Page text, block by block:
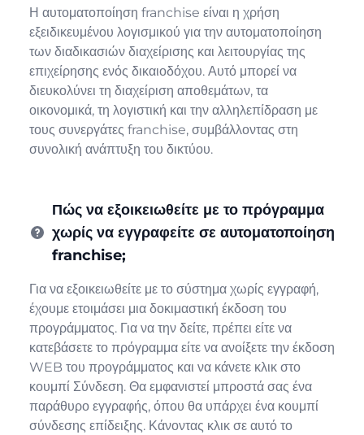
Η αυτοματοποίηση franchise είναι η χρήση
εξειδικευμένου λογισμικού για την αυτοματοποίηση
των διαδικασιών διαχείρισης και λειτουργίας της
επιχείρησης ενός δικαιοδόχου. Αυτό μπορεί να
διευκολύνει τη διαχείριση αποθεμάτων, τα
οικονομικά, τη λογιστική και την αλληλεπίδραση με
τους συνεργάτες franchise, συμβάλλοντας στη
συνολική ανάπτυξη του δικτύου.
Πώς να εξοικειωθείτε με το πρόγραμμα
χωρίς να εγγραφείτε σε αυτοματοποίηση
franchise;
Για να εξοικειωθείτε με το σύστημα χωρίς εγγραφή,
έχουμε ετοιμάσει μια δοκιμαστική έκδοση του
προγράμματος. Για να την δείτε, πρέπει είτε να
κατεβάσετε το πρόγραμμα είτε να ανοίξετε την έκδοση
WEB του προγράμματος και να κάνετε κλικ στο
κουμπί Σύνδεση. Θα εμφανιστεί μπροστά σας ένα
παράθυρο εγγραφής, όπου θα υπάρχει ένα κουμπί
σύνδεσης επίδειξης. Κάνοντας κλικ σε αυτό το